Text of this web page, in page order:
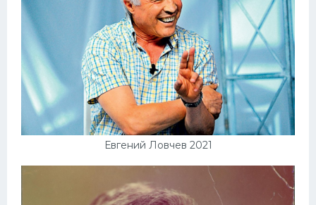
Евгений Ловчев 2021